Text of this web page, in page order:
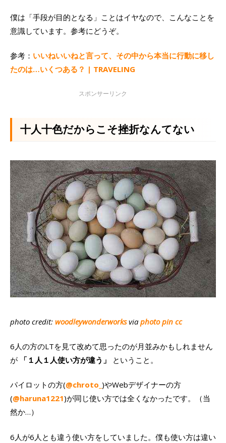
僕は「手段が目的となる」ことはイヤなので、こんなことを
意識しています。参考にどうぞ。
参考： いいねいいねと言って、その中から本当に行動に移し
たのは…いくつある？ | TRAVELING
十人十色だからこそ挫折なんてない
photo credit: woodleywonderworksvia photo pin cc
6人の方のLTを見て改めて思ったのが月並みかもしれません
が
「１人１人使い方が違う」 ということ。
パイロットの方(@chroto_ )やWebデザイナーの方
(@haruna1221)が同じ使い方では全くなかったです。（当
然か…）
6人が6人とも違う使い方をしていました。僕も使い方は違い